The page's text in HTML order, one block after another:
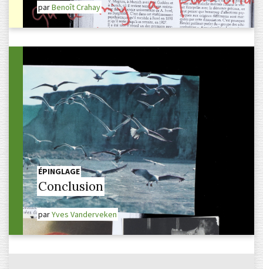
parBenoît Crahay
ÉPINGLAGE
Conclusion
parYves Vanderveken